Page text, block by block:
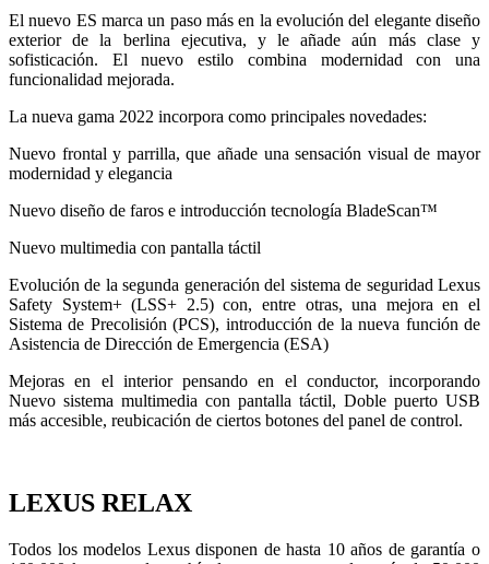
El nuevo ES marca un paso más en la evolución del elegante diseño
exterior de la berlina ejecutiva, y le añade aún más clase y
sofisticación. El nuevo estilo combina modernidad con una
funcionalidad mejorada.
La nueva gama 2022 incorpora como principales novedades:
Nuevo frontal y parrilla, que añade una sensación visual de mayor
modernidad y elegancia
Nuevo diseño de faros e introducción tecnología BladeScan™
Nuevo multimedia con pantalla táctil
Evolución de la segunda generación del sistema de seguridad Lexus
Safety System+ (LSS+ 2.5) con, entre otras, una mejora en el
Sistema de Precolisión (PCS), introducción de la nueva función de
Asistencia de Dirección de Emergencia (ESA)
Mejoras en el interior pensando en el conductor, incorporando
Nuevo sistema multimedia con pantalla táctil, Doble puerto USB
más accesible, reubicación de ciertos botones del panel de control.
LEXUS RELAX
Todos los modelos Lexus disponen de hasta 10 años de garantía o